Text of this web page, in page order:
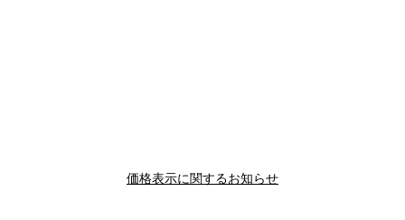
価格表示に関するお知らせ